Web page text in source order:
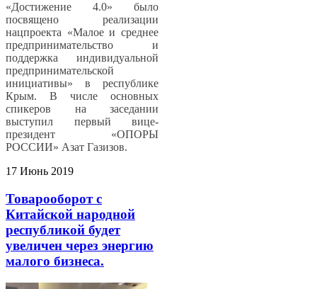
«Достижение 4.0» было
посвящено реализации
нацпроекта «Малое и среднее
предпринимательство и
поддержка индивидуальной
предпринимательской
инициативы» в республике
Крым. В числе основных
спикеров на заседании
выступил первый вице-
президент «ОПОРЫ
РОССИИ» Азат Газизов.
17 Июнь 2019
Товарооборот с
Китайской народной
республикой будет
увеличен через энергию
малого бизнеса.